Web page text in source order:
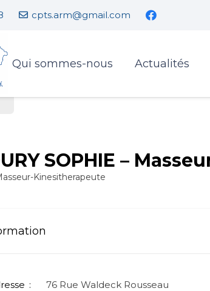
cpts.arm@gmail.com
Qui sommes-nous Actualités
SOPHIE –
Kinesitherapeute
76 Rue Waldeck Rousseau